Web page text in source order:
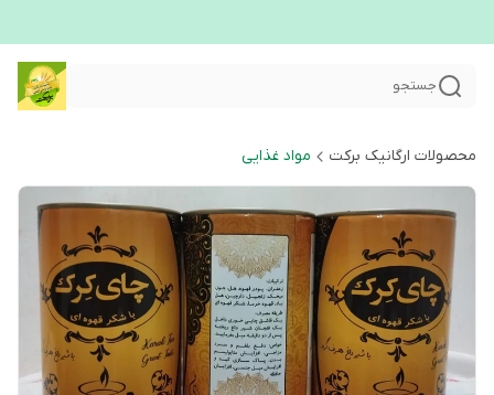
جستجو
محصولات ارگانیک برکت مواد غذایی